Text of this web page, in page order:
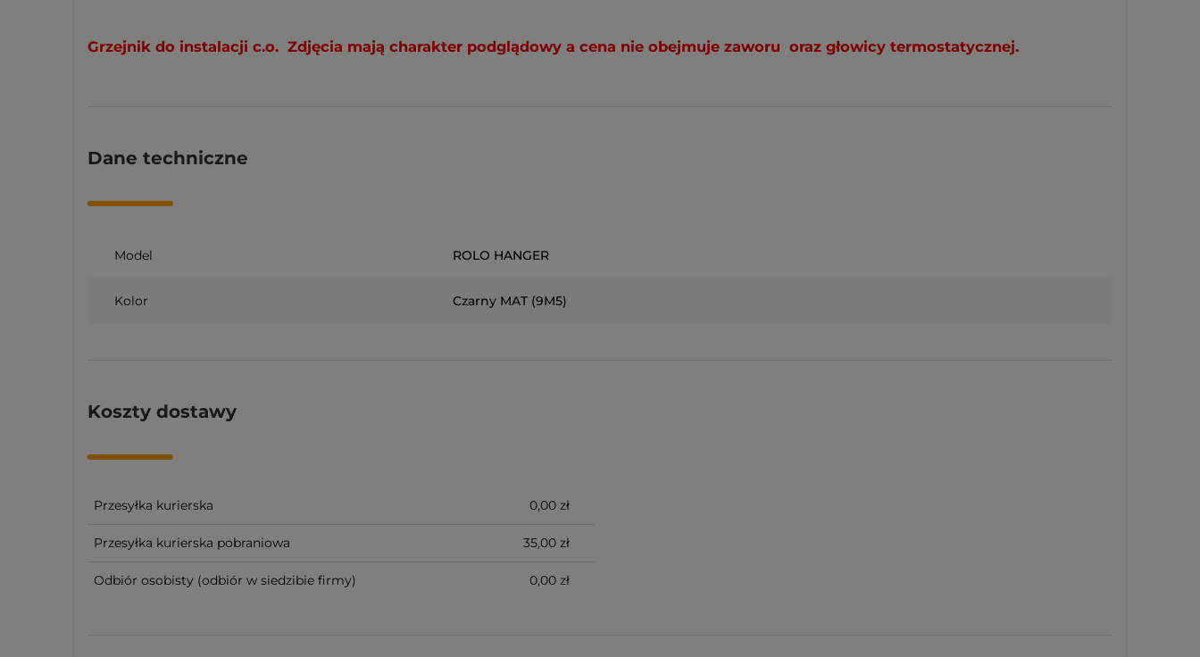
Grzejnik do instalacji c.o. Zdjęcia mają charakter podglądowy a cena nie obejmuje zaworu oraz głowicy termostatycznej.
Dane techniczne
Model ROLO HANGER
Kolor Czarny MAT (9M5)
Koszty dostawy
Przesyłka kurierska 0,00 zł
Przesyłka kurierska pobraniowa 35,00 zł
Odbiór osobisty (odbiór w siedzibie firmy) 0,00 zł